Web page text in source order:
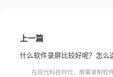
上一篇
什么软件录屏比较好呢？怎么
在现代科技时代，屏幕录制软件